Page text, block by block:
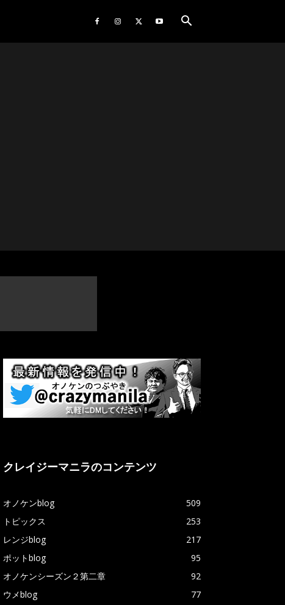
クレイジーマニラのコンテンツ
オノケンblog
509
トピックス
253
レンジblog
217
ポットblog
95
オノケンシーズン２第二章
92
ウメblog
77